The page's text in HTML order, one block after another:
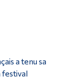
a tenu sa
festival